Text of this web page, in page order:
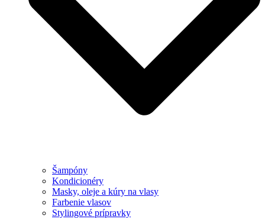
Šampóny
Kondicionéry
Masky, oleje a kúry na vlasy
Farbenie vlasov
Stylingové prípravky